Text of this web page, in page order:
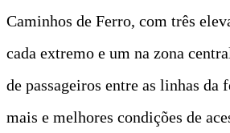
Caminhos de Ferro, com três
cada extremo e um na zona
de passageiros entre as linhas da
mais e melhores condições de